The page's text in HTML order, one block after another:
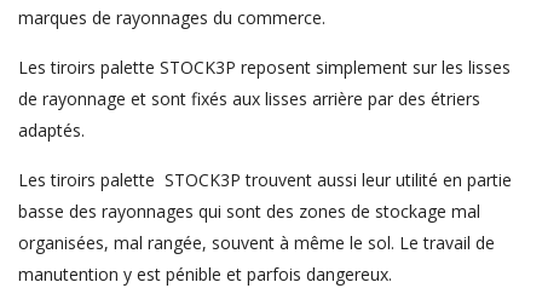
marques de rayonnages du commerce.
Les tiroirs palette STOCK3P reposent simplement sur les lisses
de rayonnage et sont fixés aux lisses arrière par des étriers
adaptés.
Les tiroirs palette STOCK3P trouvent aussi leur utilité en partie
basse des rayonnages qui sont des zones de stockage mal
organisées, mal rangée, souvent à même le sol. Le travail de
manutention y est pénible et parfois dangereux.